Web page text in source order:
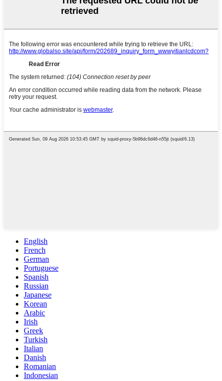
English
French
German
Portuguese
Spanish
Russian
Japanese
Korean
Arabic
Irish
Greek
Turkish
Italian
Danish
Romanian
Indonesian